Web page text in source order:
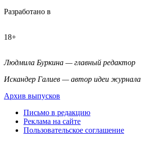
Разработано в
18+
Людмила Буркина — главный редактор
Искандер Галиев — автор идеи журнала
Архив выпусков
Письмо в редакцию
Реклама на сайте
Пользовательское соглашение